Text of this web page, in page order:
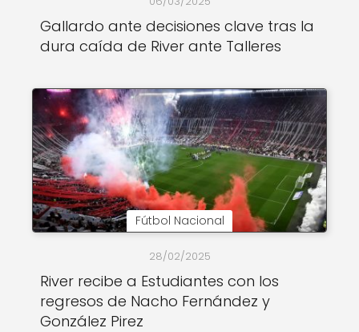
Gallardo ante decisiones clave tras la
dura caída de River ante Talleres
Fútbol Nacional
28/02/2025
River recibe a Estudiantes con los
regresos de Nacho Fernández y
González Pirez